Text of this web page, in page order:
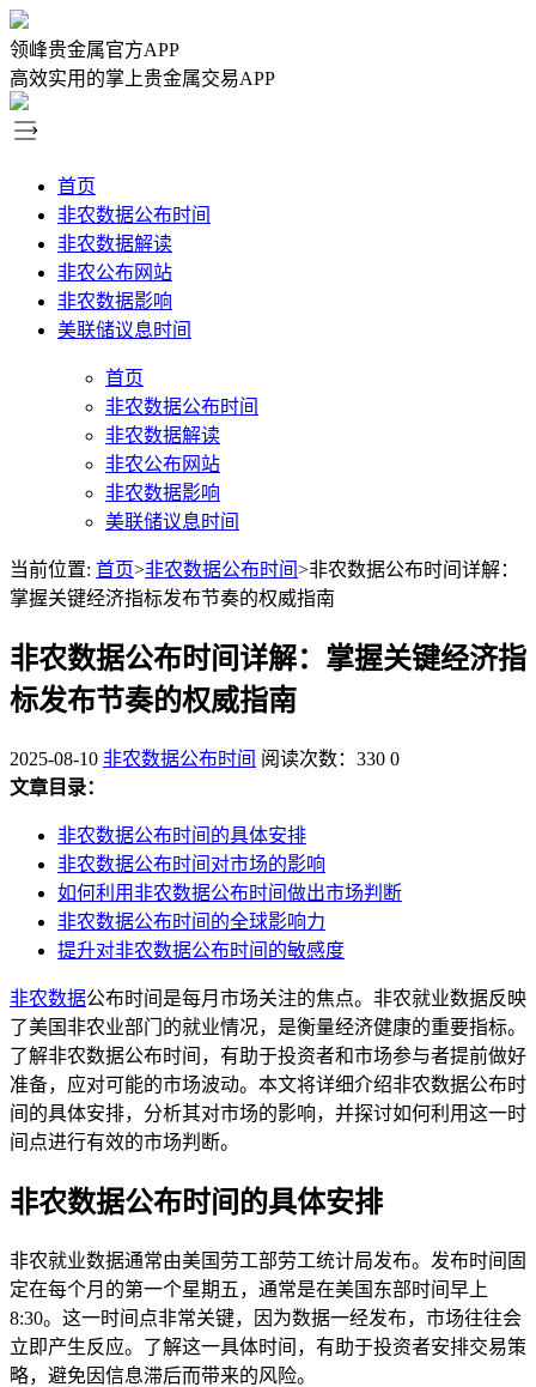
领峰贵金属官方APP
高效实用的掌上贵金属交易APP
首页
非农数据公布时间
非农数据解读
非农公布网站
非农数据影响
美联储议息时间
首页
非农数据公布时间
非农数据解读
非农公布网站
非农数据影响
美联储议息时间
当前位置: 首页>非农数据公布时间>非农数据公布时间详解：
掌握关键经济指标发布节奏的权威指南
非农数据公布时间详解：掌握关键经济指
标发布节奏的权威指南
2025-08-10 非农数据公布时间 阅读次数：330 0
文章目录：
非农数据公布时间的具体安排
非农数据公布时间对市场的影响
如何利用非农数据公布时间做出市场判断
非农数据公布时间的全球影响力
提升对非农数据公布时间的敏感度
非农数据公布时间是每月市场关注的焦点。非农就业数据反映
了美国非农业部门的就业情况，是衡量经济健康的重要指标。
了解非农数据公布时间，有助于投资者和市场参与者提前做好
准备，应对可能的市场波动。本文将详细介绍非农数据公布时
间的具体安排，分析其对市场的影响，并探讨如何利用这一时
间点进行有效的市场判断。
非农数据公布时间的具体安排
非农就业数据通常由美国劳工部劳工统计局发布。发布时间固
定在每个月的第一个星期五，通常是在美国东部时间早上
8:30。这一时间点非常关键，因为数据一经发布，市场往往会
立即产生反应。了解这一具体时间，有助于投资者安排交易策
略，避免因信息滞后而带来的风险。